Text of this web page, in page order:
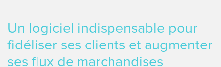
Un logiciel indispensable pour
fidéliser ses clients et augmenter
ses flux de marchandises